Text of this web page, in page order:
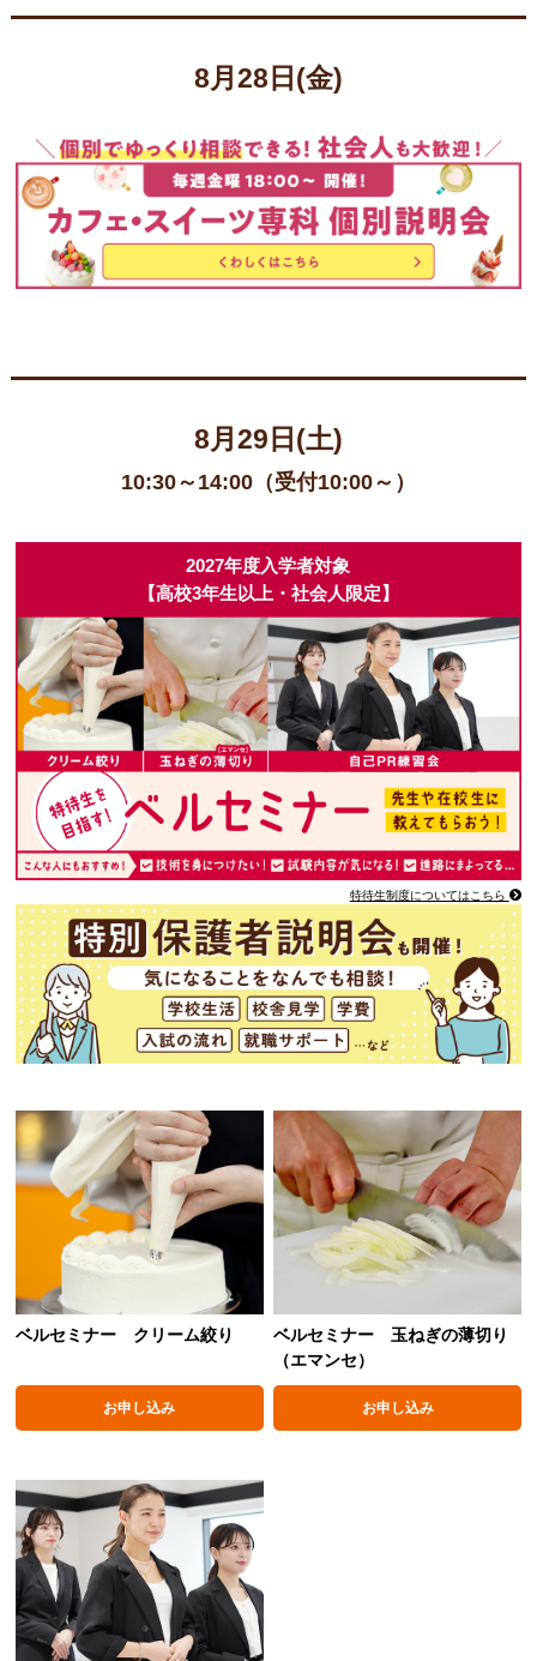
8月28日(金)
8月29日(土)
10:30～14:00（受付10:00～）
2027年度入学者対象
【高校3年生以上・社会人限定】
特待生制度についてはこちら
ベルセミナー クリーム絞り
お申し込み
ベルセミナー 玉ねぎの薄切り
（エマンセ）
お申し込み